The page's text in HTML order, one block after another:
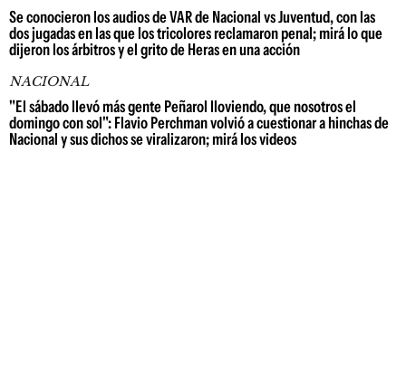
Se conocieron los audios de VAR de Nacional vs Juventud, con las
dos jugadas en las que los tricolores reclamaron penal; mirá lo que
dijeron los árbitros y el grito de Heras en una acción
NACIONAL
"El sábado llevó más gente Peñarol lloviendo, que nosotros el
domingo con sol": Flavio Perchman volvió a cuestionar a hinchas de
Nacional y sus dichos se viralizaron; mirá los videos